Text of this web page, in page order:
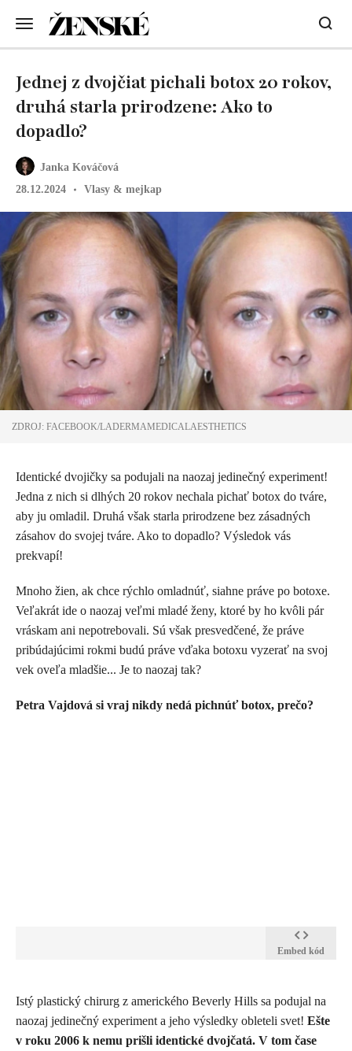
Janka Kováčová
28.12.2024
Vlasy & mejkap
Jednej z dvojčiat pichali botox 20 rokov,
druhá starla prirodzene: Ako to
dopadlo?
ZDROJ: FACEBOOK/LADERMAMEDICALAESTHETICS
Identické dvojičky sa podujali na naozaj jedinečný experiment!
Jedna z nich si dlhých 20 rokov nechala pichať botox do tváre,
aby ju omladil. Druhá však starla prirodzene bez zásadných
zásahov do svojej tváre. Ako to dopadlo? Výsledok vás
prekvapí!
Mnoho žien, ak chce rýchlo omladnúť, siahne práve po botoxe.
Veľakrát ide o naozaj veľmi mladé ženy, ktoré by ho kvôli pár
vráskam ani nepotrebovali. Sú však presvedčené, že práve
pribúdajúcimi rokmi budú práve vďaka botoxu vyzerať na svoj
vek oveľa mladšie... Je to naozaj tak?
Petra Vajdová si vraj nikdy nedá pichnúť botox, prečo?
Embed kód
​Istý plastický chirurg z amerického Beverly Hills sa podujal na
naozaj jedinečný experiment a jeho výsledky obleteli svet! Ešte
v roku 2006 k nemu prišli identické dvojčatá. V tom čase